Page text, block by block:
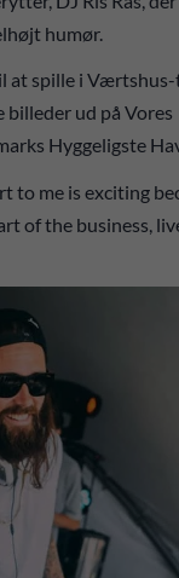
humør.
at spille i
ud på Vores
Hyggeligste
to me is exciting
of the business,